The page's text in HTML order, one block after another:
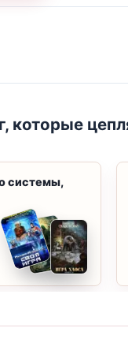
которые
системы,